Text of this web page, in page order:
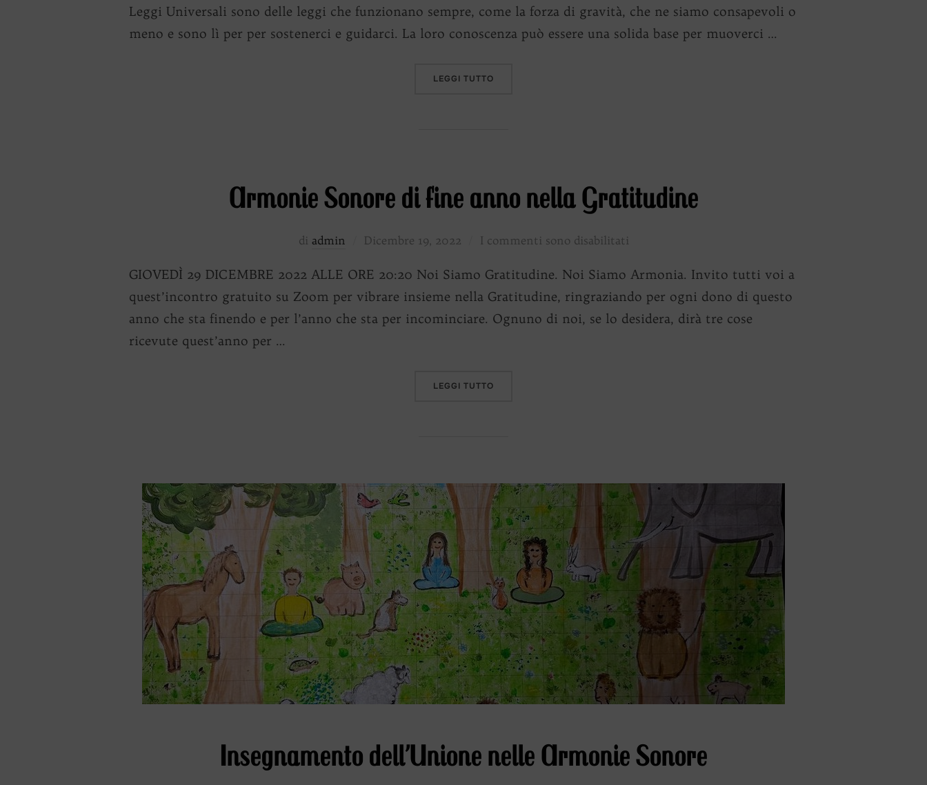
Leggi Universali sono delle leggi che funzionano sempre, come la forza di gravità, che ne siamo consapevoli o
meno e sono lì per per sostenerci e guidarci. La loro conoscenza può essere una solida base per muoverci …
LEGGI TUTTO
Armonie Sonore di fine anno nella Gratitudine
di admin
Pubblicato
Dicembre 19, 2022 I commenti sono disabilitati
GIOVEDÌ 29 DICEMBRE 2022 ALLE ORE 20:20 Noi Siamo Gratitudine. Noi Siamo Armonia. Invito tutti voi a
quest’incontro gratuito su Zoom per vibrare insieme nella Gratitudine, ringraziando per ogni dono di questo
anno che sta finendo e per l’anno che sta per incominciare. Ognuno di noi, se lo desidera, dirà tre cose
ricevute quest’anno per …
LEGGI TUTTO
Insegnamento dell’Unione nelle Armonie Sonore